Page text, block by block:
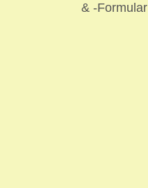
& -Formular